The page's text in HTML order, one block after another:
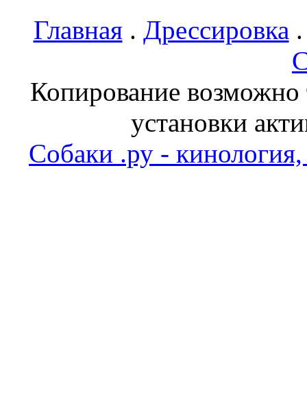
Главная. Дрессировка
Копирование возможно
установки
Собаки .ру - кинология,